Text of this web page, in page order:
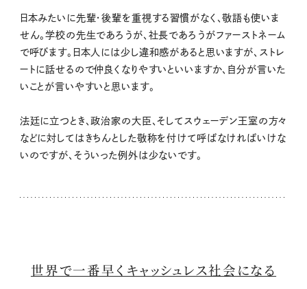
日本みたいに先輩・後輩を重視する習慣がなく、敬語も使いま
せん。学校の先生であろうが、社長であろうがファーストネーム
で呼びます。日本人には少し違和感があると思いますが、ストレ
ートに話せるので仲良くなりやすいといいますか、自分が言いた
いことが言いやすいと思います。
法廷に立つとき、政治家の大臣、そしてスウェーデン王室の方々
などに対してはきちんとした敬称を付けて呼ばなければいけな
いのですが、そういった例外は少ないです。
世界で一番早くキャッシュレス社会になる